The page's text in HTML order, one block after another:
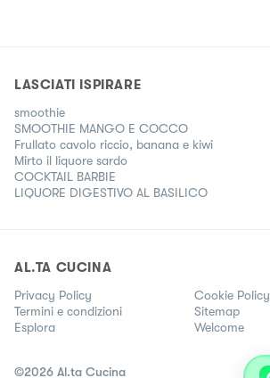
LASCIATI ISPIRARE
smoothie
SMOOTHIE MANGO E COCCO
Frullato cavolo riccio, banana e kiwi
Mirto il liquore sardo
COCKTAIL BARBIE
LIQUORE DIGESTIVO AL BASILICO
AL.TA CUCINA
Privacy Policy
Cookie Policy
Termini e condizioni
Sitemap
Esplora
Welcome
©2026 Al.ta Cucina